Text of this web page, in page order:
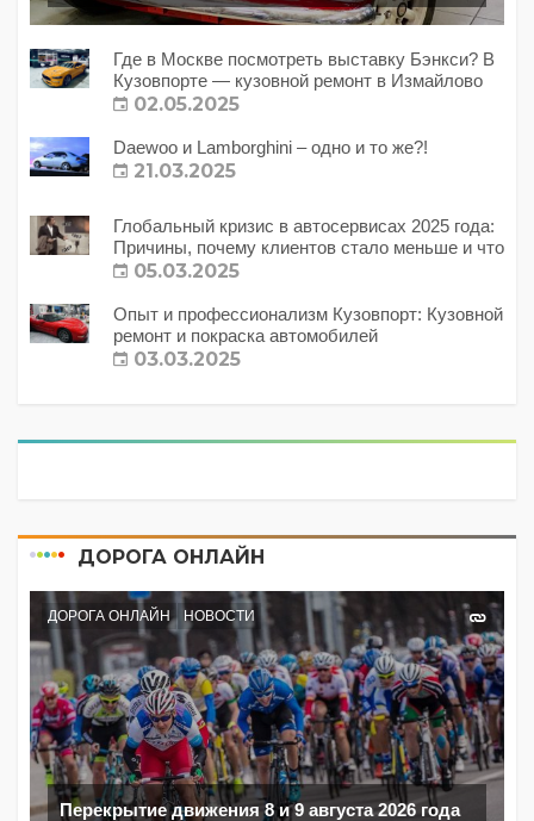
Где в Москве посмотреть выставку Бэнкси? В
Кузовпорте — кузовной ремонт в Измайлово
02.05.2025
Daewoo и Lamborghini – одно и то же?!
21.03.2025
Глобальный кризис в автосервисах 2025 года:
Причины, почему клиентов стало меньше и что
с этим делать?
05.03.2025
Опыт и профессионализм Кузовпорт: Кузовной
ремонт и покраска автомобилей
03.03.2025
ДОРОГА ОНЛАЙН
ДОРОГА ОНЛАЙН НОВОСТИ
Перекрытие движения 8 и 9 августа 2026 года